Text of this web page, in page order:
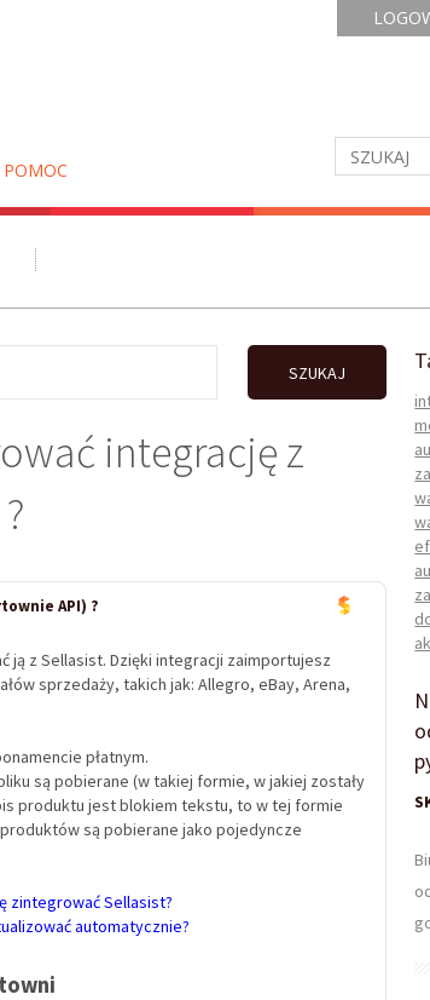
POMOC
SZUKAJ
integrację z
API) ?
ją z Sellasist. Dzięki integracji zaimportujesz
sprzedaży, takich jak: Allegro, eBay, Arena,
płatnym.
są pobierane (w takiej formie, w jakiej zostały
produktu jest blokiem tekstu, to w tej formie
są pobierane jako pojedyncze
zintegrować Sellasist?
automatycznie?